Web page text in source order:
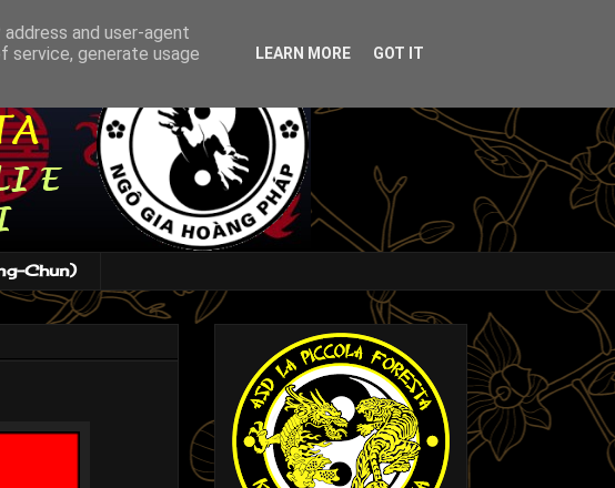
Chun)
and user-agent
service, generate usage
LEARN MORE GOT IT